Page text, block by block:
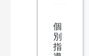
個
別
指